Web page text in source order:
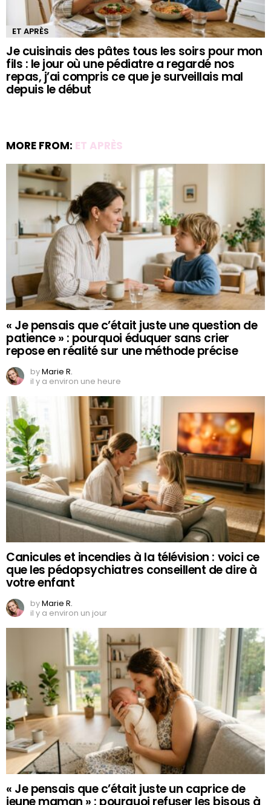
ET APRÈS
Je cuisinais des pâtes tous les soirs pour mon
fils : le jour où une pédiatre a regardé nos
repas, j’ai compris ce que je surveillais mal
depuis le début
MORE FROM: ET APRÈS
« Je pensais que c’était juste une question de
patience » : pourquoi éduquer sans crier
repose en réalité sur une méthode précise
byMarie R.
il y a environ une heure
Canicules et incendies à la télévision : voici ce
que les pédopsychiatres conseillent de dire à
votre enfant
byMarie R.
il y a environ un jour
« Je pensais que c’était juste un caprice de
jeune maman » : pourquoi refuser les bisous à